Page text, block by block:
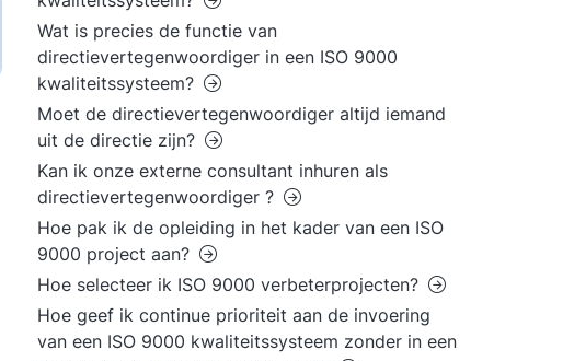
Wat is precies de functie van
directievertegenwoordiger in een ISO 9000
kwaliteitssysteem?
Moet de directievertegenwoordiger altijd iemand
uit de directie zijn?
Kan ik onze externe consultant inhuren als
directievertegenwoordiger ?
Hoe pak ik de opleiding in het kader van een ISO
9000 project aan?
Hoe selecteer ik ISO 9000 verbeterprojecten?
Hoe geef ik continue prioriteit aan de invoering
van een ISO 9000 kwaliteitssysteem zonder in een